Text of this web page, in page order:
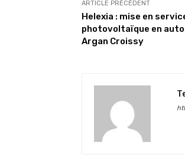
ARTICLE PRÉCÉDENT
Helexia : mise en
photovoltaïque en
Argan Croissy